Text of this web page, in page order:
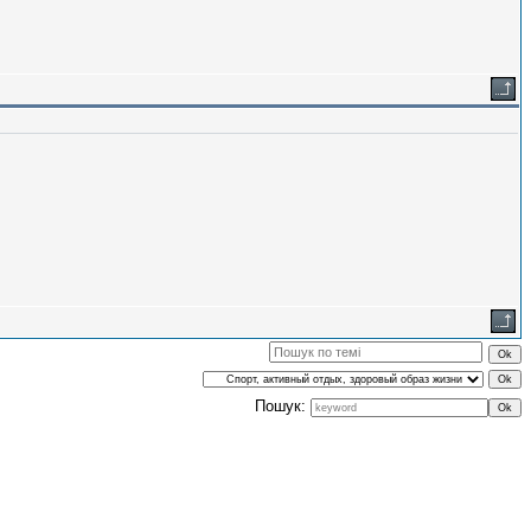
Пошук: